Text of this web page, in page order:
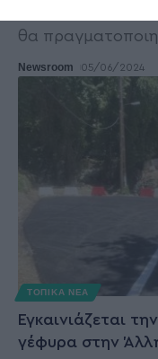
θα
Newsroom 05/06/2024
ΤΟΠΙΚΑ ΝΕΑ
Εγκαινιάζεται
γέφυρα στην